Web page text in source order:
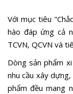
Với mục tiêu
hào đáp ứng cả
TCVN, QCVN và
Dòng sản phẩm
nhu cầu xây
phẩm đều mang